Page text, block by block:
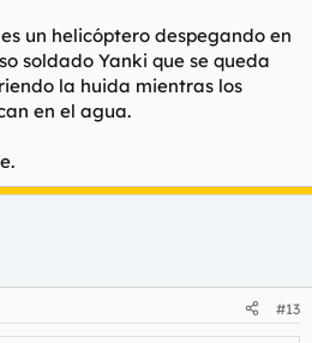
un helicóptero despegando en
soldado Yanki que se queda
la huida mientras los
en el agua.
#13